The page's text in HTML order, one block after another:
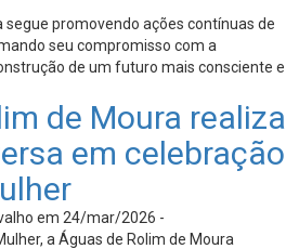
segue promovendo ações contínuas de
seu compromisso com a
de um futuro mais consciente e
de Moura realiza
em celebração
em 24/mar/2026 -
a Águas de Rolim de Moura